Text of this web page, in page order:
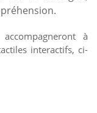
à
interactifs, ci-